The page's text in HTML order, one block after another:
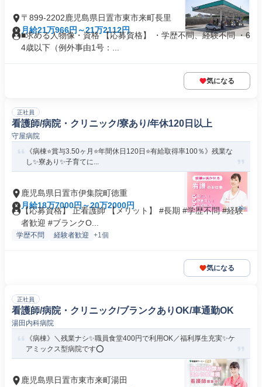
〒899-2202鹿児島県日置市東市来町長里
月給21万966円～21万2112円
■求める人物像・資格 【応募資格】 ・学歴不問、経験不問 ・6
4歳以下（例外事由1号：...
気になる
正社員
看護師/病院・クリニック/寮あり/年休120日以上
守屋病院
《病棟⭐賞与3.50ヶ月⭐年間休日120日⭐有給取得率100％》残業な
し✨寮あり✨子育てに...
鹿児島県日置市伊集院町徳重
月給18万7000円～20万2000円
【応募資格】 正看護師 【メリット】 #長期 #学歴不問 #経験
者歓迎 #ブランクO...
学歴不問 経験者歓迎 +1個
気になる
正社員
看護師/病院・クリニック/ブランクありOK/車通勤OK
湯田内科病院
《病棟》＼残業ナシ✨職員食堂400円で利用OK／福利厚生充実✨ケ
アミックス型病院です⭕
鹿児島県日置市東市来町湯田